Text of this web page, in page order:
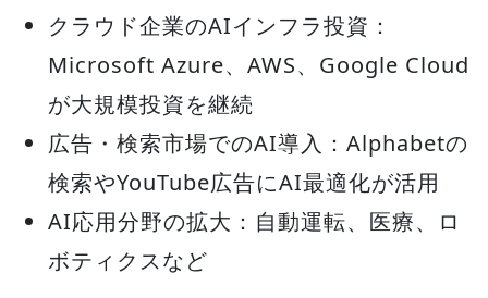
クラウド企業のAIインフラ投資：
Microsoft Azure、AWS、Google Cloud
が大規模投資を継続
広告・検索市場でのAI導入：Alphabetの
検索やYouTube広告にAI最適化が活用
AI応用分野の拡大：自動運転、医療、ロ
ボティクスなど